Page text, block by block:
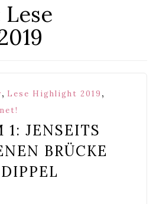
Lese
, Lese Highlight 2019 ,
1: JENSEITS
BRÜCKE